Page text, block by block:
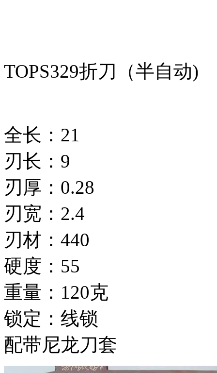
TOPS329折刀（半自动)
全长：21
刃长：9
刃厚：0.28
刃宽：2.4
刃材：440
硬度：55
重量：120克
锁定：线锁
配带尼龙刀套